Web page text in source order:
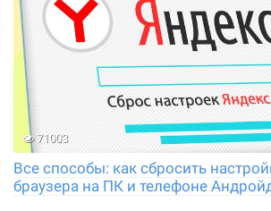
71003
Все способы: как сбросить
браузера на ПК и телефоне